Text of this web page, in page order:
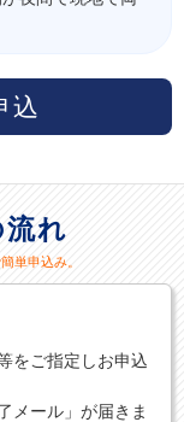
込
れ
単申込み。
をご指定しお申込
メール」が届きま